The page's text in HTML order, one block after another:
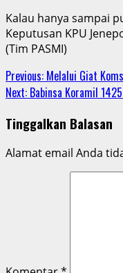
Kalau hanya sampai
Keputusan KPU
(Tim PASMI)
Continue
Reading
Previous: Melalui Giat
Next: Babinsa Koramil
Tinggalkan Balasan
Alamat email Anda